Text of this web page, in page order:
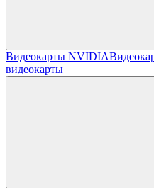
Видеокарты NVIDIA
видеокарты